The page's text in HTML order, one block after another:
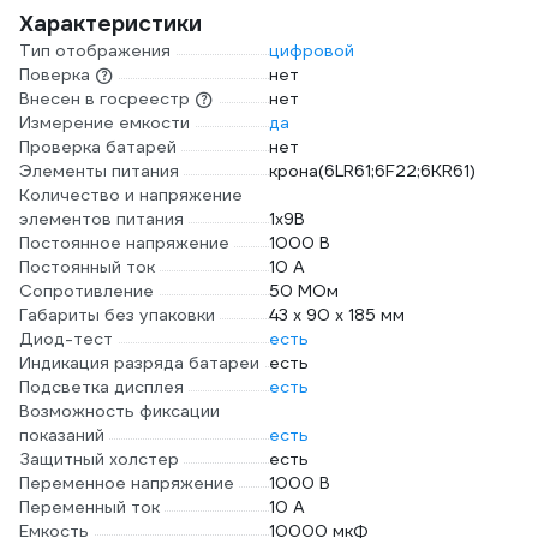
Характеристики
Тип отображения
цифровой
Поверка
нет
Внесен в госреестр
нет
Измерение емкости
да
Проверка батарей
нет
Элементы питания
крона(6LR61;6F22;6KR61)
Количество и напряжение
элементов питания
1х9B
Постоянное напряжение
1000 В
Постоянный ток
10 А
Сопротивление
50 МОм
Габариты без упаковки
43 x 90 x 185 мм
Диод-тест
есть
Индикация разряда батареи есть
Подсветка дисплея
есть
Возможность фиксации
показаний
есть
Защитный холстер
есть
Переменное напряжение
1000 В
Переменный ток
10 А
Емкость
10000 мкФ